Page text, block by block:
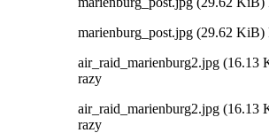
marienburg_post.jpg (29.62 KiB)
air_raid_marienburg2.jpg (16.13
razy
air_raid_marienburg2.jpg (16.13
razy